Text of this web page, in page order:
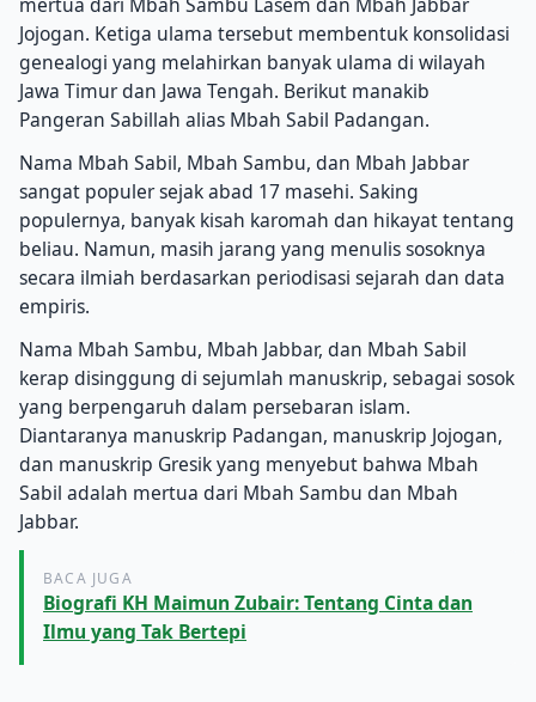
mertua dari Mbah Sambu Lasem dan Mbah Jabbar
Jojogan. Ketiga ulama tersebut membentuk konsolidasi
genealogi yang melahirkan banyak ulama di wilayah
Jawa Timur dan Jawa Tengah. Berikut manakib
Pangeran Sabillah alias Mbah Sabil Padangan.
Nama Mbah Sabil, Mbah Sambu, dan Mbah Jabbar
sangat populer sejak abad 17 masehi. Saking
populernya, banyak kisah karomah dan hikayat tentang
beliau. Namun, masih jarang yang menulis sosoknya
secara ilmiah berdasarkan periodisasi sejarah dan data
empiris.
Nama Mbah Sambu, Mbah Jabbar, dan Mbah Sabil
kerap disinggung di sejumlah manuskrip, sebagai sosok
yang berpengaruh dalam persebaran islam.
Diantaranya manuskrip Padangan, manuskrip Jojogan,
dan manuskrip Gresik yang menyebut bahwa Mbah
Sabil adalah mertua dari Mbah Sambu dan Mbah
Jabbar.
BACA JUGA
Biografi KH Maimun Zubair: Tentang Cinta dan
Ilmu yang Tak Bertepi